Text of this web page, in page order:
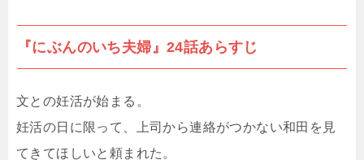
『にぶんのいち夫婦』24話あらすじ
文との妊活が始まる。
妊活の日に限って、上司から連絡がつかない和田を見
てきてほしいと頼まれた。